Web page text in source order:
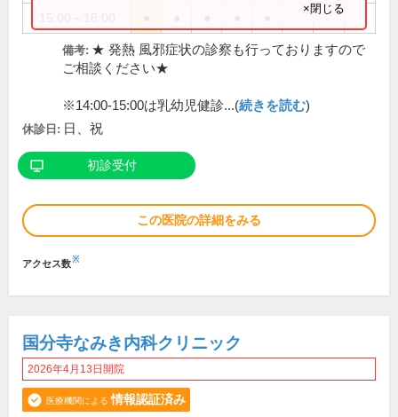
×閉じる
備考: ★ 発熱 風邪症状の診察も行っておりますので
ご相談ください★
※14:00-15:00は乳幼児健診...(続きを読む)
休診日: 日、祝
初診受付
この医院の詳細をみる
アクセス数※
国分寺なみき内科クリニック
2026年4月13日開院
医療機関による 情報認証済み